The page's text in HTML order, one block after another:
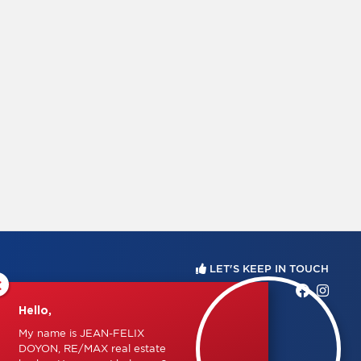
Hello,
My name is JEAN-FELIX
DOYON, RE/MAX real estate
LET'S KEEP IN TOUCH